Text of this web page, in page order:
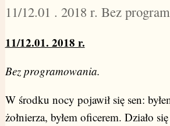
11/12.01 . 2018 r. Bez
11/12.01. 2018 r.
Bez programowania.
W środku nocy pojawił się sen:
żołnierza, byłem oficerem. Działo